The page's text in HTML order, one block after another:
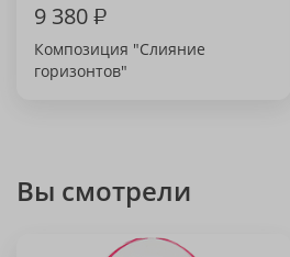
9 380₽
Композиция "Слияние
горизонтов"
Вы смотрели